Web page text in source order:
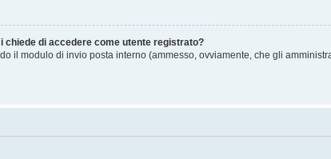
chiede di accedere come utente registrato?
il modulo di invio posta interno (ammesso, ovviamente, che gli